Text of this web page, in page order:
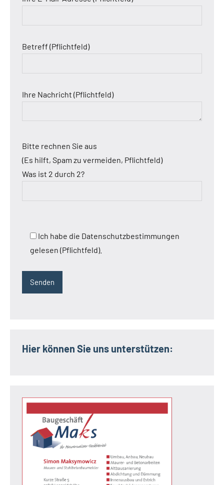
Betreff (Pflichtfeld)
Ihre Nachricht (Pflichtfeld)
Bitte rechnen Sie aus
(Es hilft, Spam zu vermeiden, Pflichtfeld)
Was ist 2 durch 2?
Ich habe die Datenschutzbestimmungen
gelesen (Pflichtfeld).
Hier können Sie uns unterstützen: